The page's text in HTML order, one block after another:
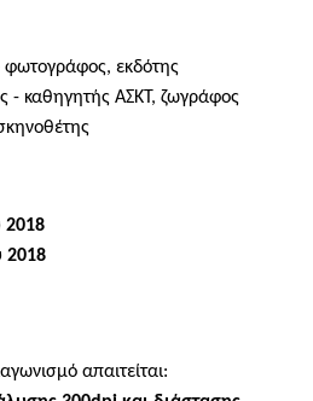
φωτογράφος, εκδότης
- καθηγητής ΑΣΚΤ, ζωγράφος
2018
2018
απαιτείται: